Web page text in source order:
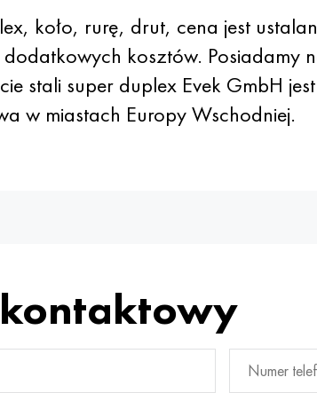
koło, rurę, drut, cena jest
kosztów. Posiadamy
stali super duplex Evek GmbH
w miastach Europy Wschodniej.